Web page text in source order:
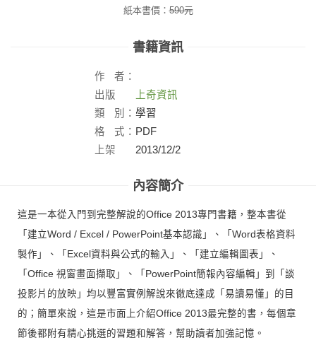
紙本書價：590元
書籍資訊
作
者：
出版
社：
上奇資訊
類
別： 學習
格
式： PDF
上架
2013/12/2
內容簡介
這是一本從入門到完整解說的Office 2013專門書籍，整本書從
「建立Word / Excel / PowerPoint基本認識」、「Word表格資料
製作」、「Excel資料與公式的輸入」、「建立編輯圖表」、
「Office 視窗畫面擷取」、「PowerPoint簡報內容編輯」到「談
投影片的放映」均以豐富實例解說來徹底達成「易讀易懂」的目
的；簡單來說，這是市面上介紹Office 2013最完整的書，每個章
節後都附有精心挑選的習題和解答，幫助讀者加強記憶。